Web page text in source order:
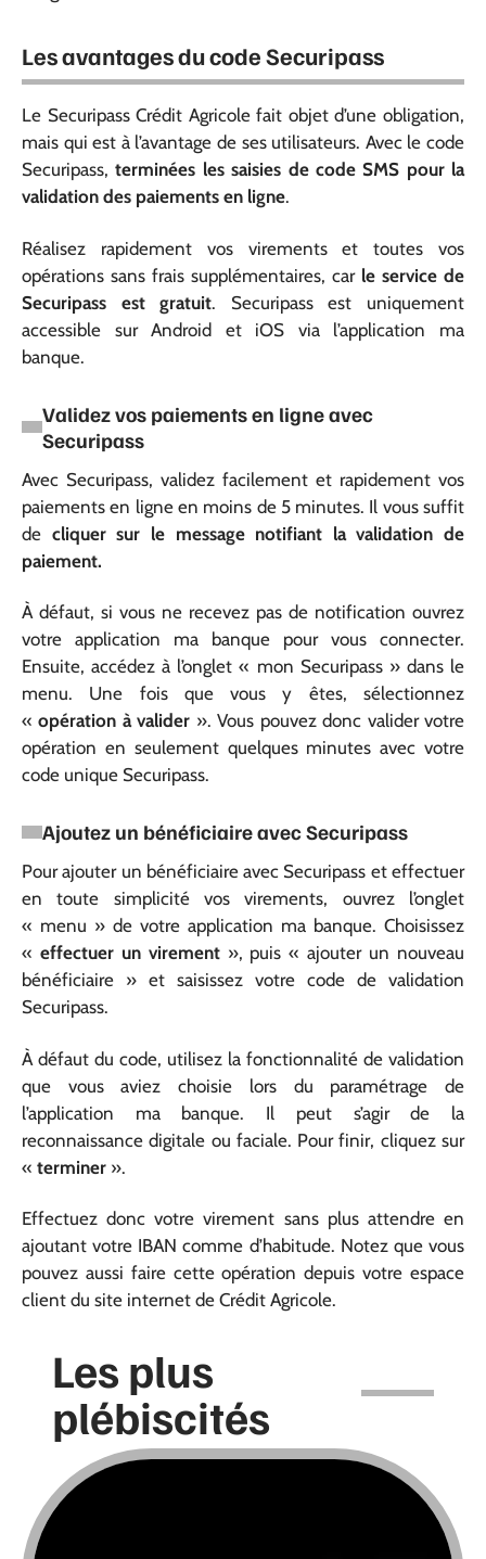
Les avantages du code Securipass
Le Securipass Crédit Agricole fait objet d’une obligation,
mais qui est à l’avantage de ses utilisateurs. Avec le code
Securipass,terminées les saisies de code SMS pour la
validation des paiements en ligne.
Réalisez rapidement vos virements et toutes vos
opérations sans frais supplémentaires, car le service de
Securipass est gratuit. Securipass est uniquement
accessible sur Android et iOS via l’application ma
banque.
Validez vos paiements en ligne avec
Securipass
Avec Securipass, validez facilement et rapidement vos
paiements en ligne en moins de 5 minutes. Il vous suffit
de cliquer sur le message notifiant la validation de
paiement.
À défaut, si vous ne recevez pas de notification ouvrez
votre application ma banque pour vous connecter.
Ensuite, accédez à l’onglet « mon Securipass » dans le
menu. Une fois que vous y êtes, sélectionnez
«opération à valider ». Vous pouvez donc valider votre
opération en seulement quelques minutes avec votre
code unique Securipass.
Ajoutez un bénéficiaire avec Securipass
Pour ajouter un bénéficiaire avec Securipass et effectuer
en toute simplicité vos virements, ouvrez l’onglet
« menu » de votre application ma banque. Choisissez
« effectuer un virement», puis « ajouter un nouveau
bénéficiaire » et saisissez votre code de validation
Securipass.
À défaut du code, utilisez la fonctionnalité de validation
que vous aviez choisie lors du paramétrage de
l’application ma banque. Il peut s’agir de la
reconnaissance digitale ou faciale. Pour finir, cliquez sur
« terminer ».
Effectuez donc votre virement sans plus attendre en
ajoutant votre IBAN comme d’habitude. Notez que vous
pouvez aussi faire cette opération depuis votre espace
client du site internet de Crédit Agricole.
Les plus
plébiscités